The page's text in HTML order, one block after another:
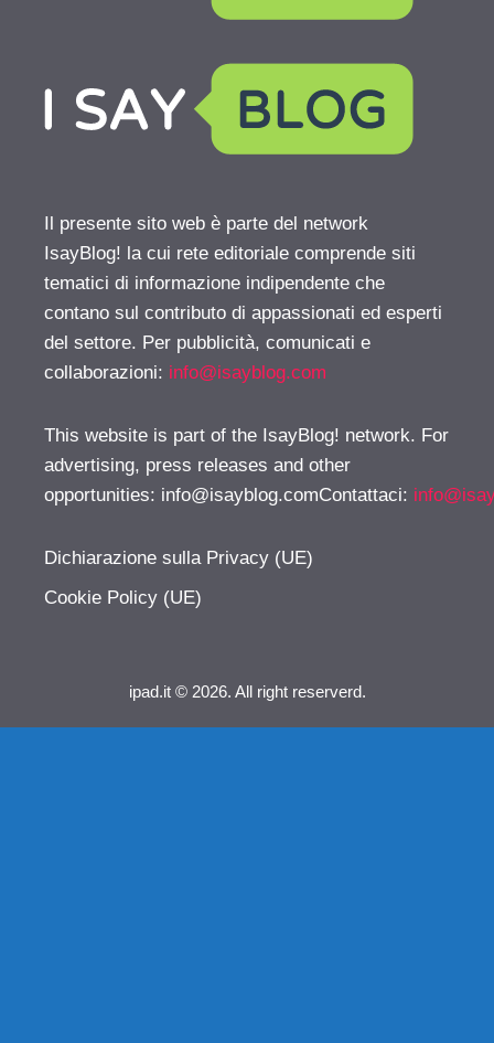
Il presente sito web è parte del network
IsayBlog! la cui rete editoriale comprende siti
tematici di informazione indipendente che
contano sul contributo di appassionati ed esperti
del settore. Per pubblicità, comunicati e
collaborazioni: info@isayblog.com
This website is part of the IsayBlog! network. For
advertising, press releases and other
opportunities: info@isayblog.comContattaci:
Dichiarazione sulla Privacy (UE)
Cookie Policy (UE)
ipad.it © 2026. All right reserverd.